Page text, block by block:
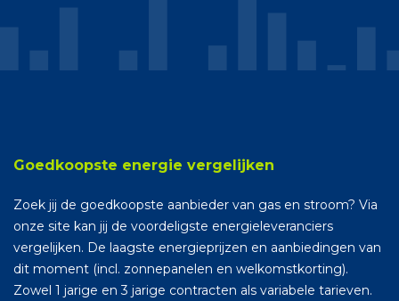
Goedkoopste energie vergelijken
Zoek jij de goedkoopste aanbieder van gas en stroom? Via
onze site kan jij de voordeligste energieleveranciers
vergelijken. De laagste energieprijzen en aanbiedingen van
dit moment (incl. zonnepanelen en welkomstkorting).
Zowel 1 jarige en 3 jarige contracten als variabele tarieven.